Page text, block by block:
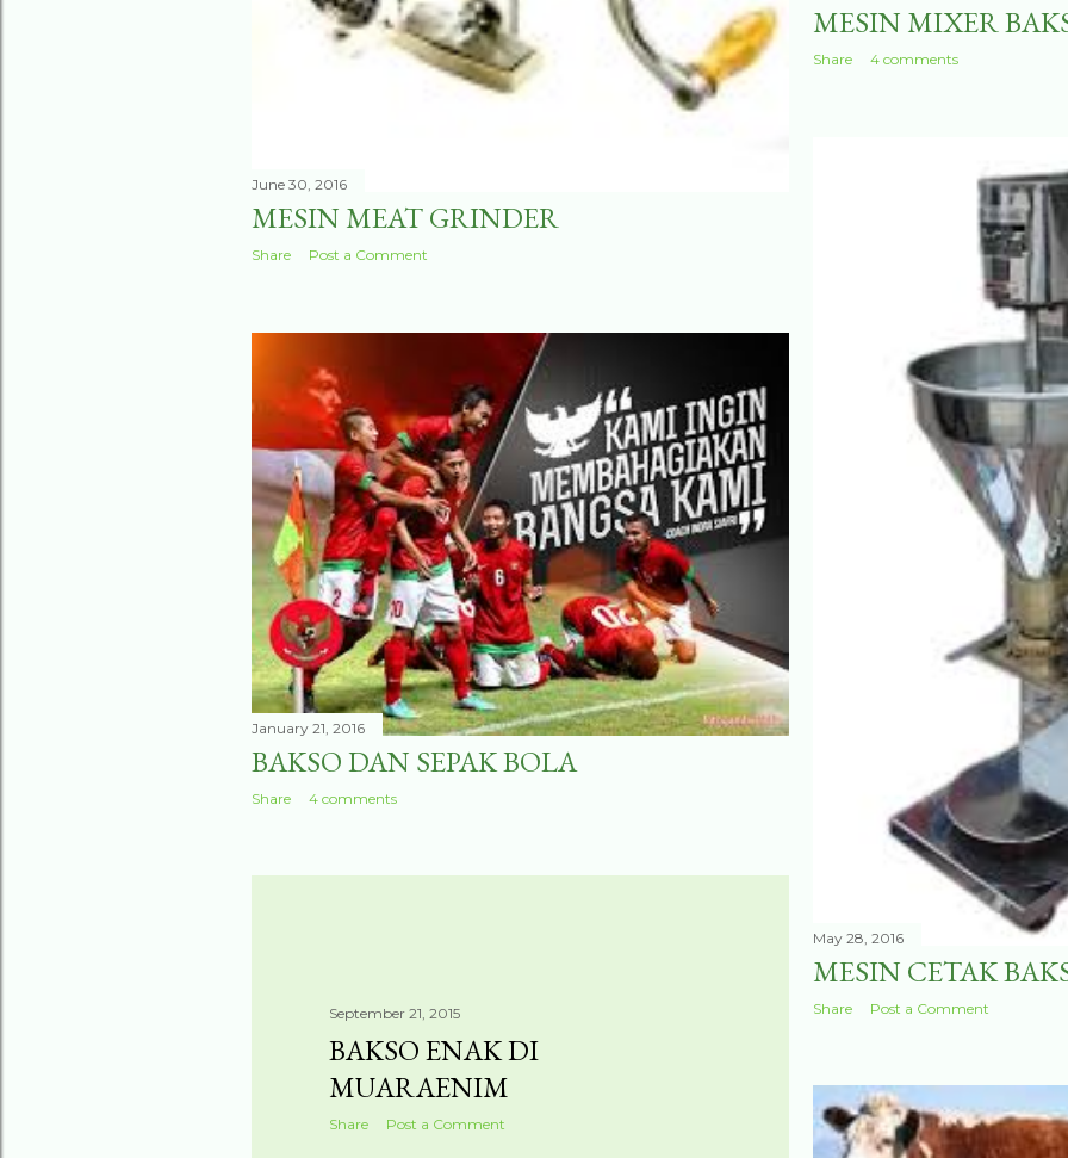
June 30, 2016
MESIN MEAT GRINDER
Share Post a Comment
MESIN MIXER
Share 4 comments
May 28, 2016
MESIN CETAK
Share Post a Comment
January 21, 2016
BAKSO DAN SEPAK BOLA
Share 4 comments
September 21, 2015
BAKSO ENAK DI
MUARAENIM
Share Post a Comment